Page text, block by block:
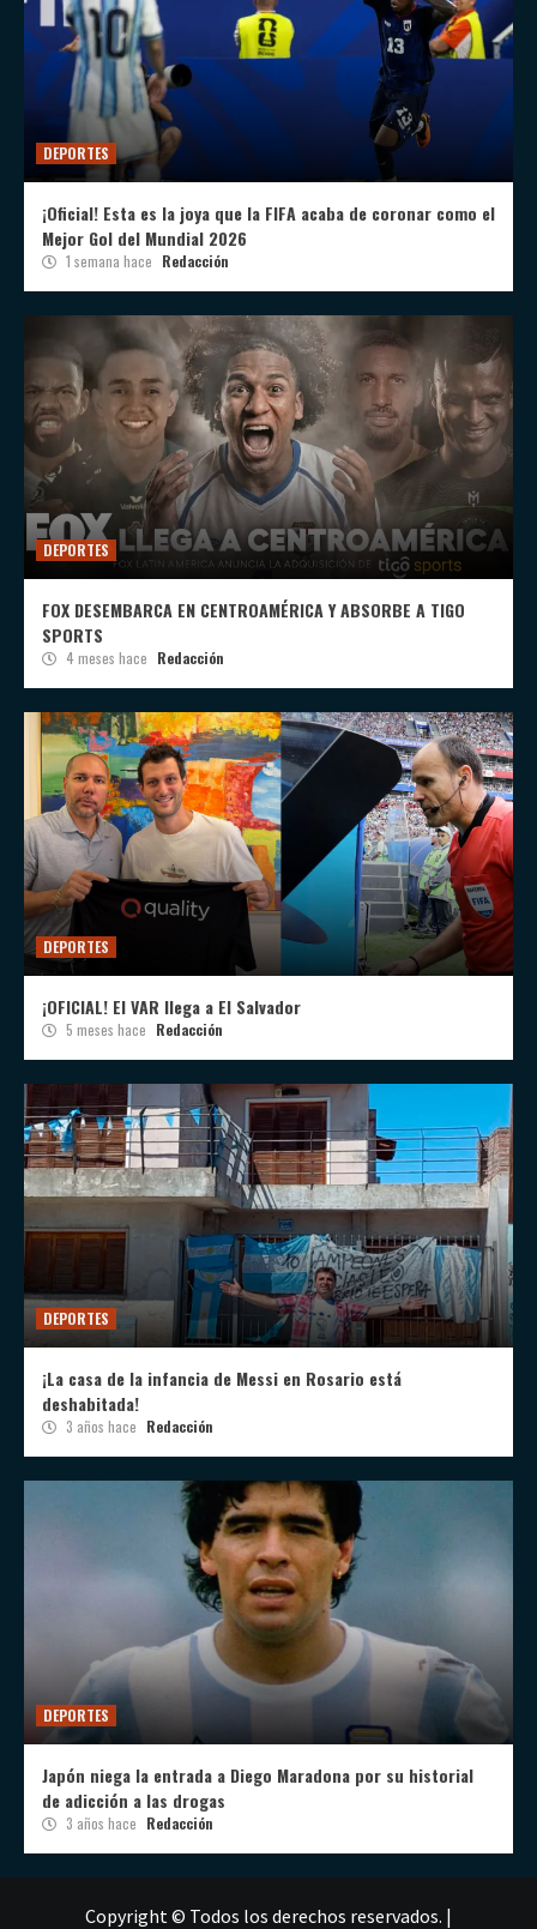
DEPORTES
¡Oficial! Esta es la joya que la FIFA acaba de coronar como el
Mejor Gol del Mundial 2026
1 semana hace Redacción
DEPORTES
FOX DESEMBARCA EN CENTROAMÉRICA Y ABSORBE A TIGO
SPORTS
4 meses hace Redacción
DEPORTES
¡OFICIAL! El VAR llega a El Salvador
5 meses hace Redacción
DEPORTES
¡La casa de la infancia de Messi en Rosario está
deshabitada!
3 años hace Redacción
DEPORTES
Japón niega la entrada a Diego Maradona por su historial
de adicción a las drogas
3 años hace Redacción
Copyright © Todos los derechos reservados. |